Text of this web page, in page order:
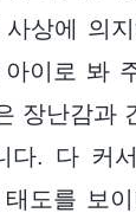
상에 의
이로 봐
장난감과
다. 다 커
도를 보